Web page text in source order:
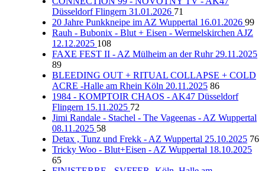
Düsseldorf Flingern 31.01.2026 71
20 Jahre Punkkneipe im AZ Wuppertal 16.01.2026 99
Rauh - Bubonix - Blut + Eisen - Wermelskirchen AJZ
12.12.2025 108
FAXE FEST II - AZ Mülheim an der Ruhr 29.11.2025
89
BLEEDING OUT + RITUAL COLLAPSE + COLD
ACRE -Halle am Rhein Köln 20.11.2025 86
1984 - KOMPTOIR CHAOS - AK47 Düsseldorf
Flingern 15.11.2025 72
Jimi Randale - Stachel - The Vageenas - AZ Wuppertal
08.11.2025 58
Detax , Tunz und Frekk - AZ Wuppertal 25.10.2025 76
Tricky Woo - Blut+Eisen - AZ Wuppertal 18.10.2025
65